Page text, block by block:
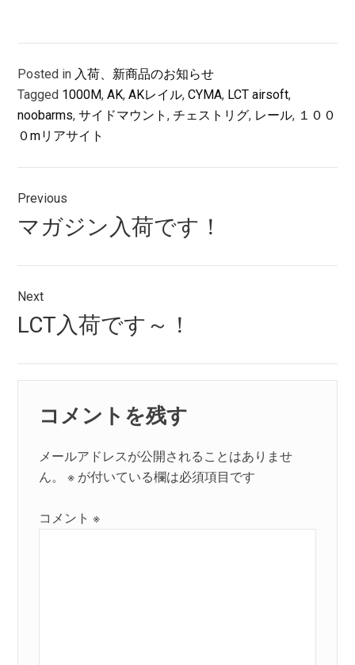
Posted in 入荷、新商品のお知らせ
Tagged 1000M,AK,AKレイル,CYMA, LCT airsoft,
noobarms,サイドマウント,チェストリグ, レール, １００
０mリアサイト
投
稿
ナ
ビ
ゲ
ー
シ
ョ
ン
Previous
Previous
post:
マガジン入荷です！
Next
Next
post:
LCT入荷です～！
コメントを残す
メールアドレスが公開されることはありませ
ん。
※ が付いている欄は必須項目です
コメント※